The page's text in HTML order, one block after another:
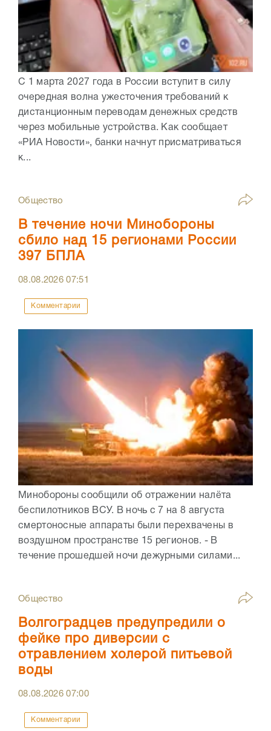
С 1 марта 2027 года в России вступит в силу
очередная волна ужесточения требований к
дистанционным переводам денежных средств
через мобильные устройства. Как сообщает
«РИА Новости», банки начнут присматриваться
к...
Общество
В течение ночи Минобороны
сбило над 15 регионами России
397 БПЛА
08.08.202607:51
Комментарии
Минобороны сообщили об отражении налёта
беспилотников ВСУ. В ночь с 7 на 8 августа
смертоносные аппараты были перехвачены в
воздушном пространстве 15 регионов. - В
течение прошедшей ночи дежурными силами...
Общество
Волгоградцев предупредили о
фейке про диверсии с
отравлением холерой питьевой
воды
08.08.202607:00
Комментарии